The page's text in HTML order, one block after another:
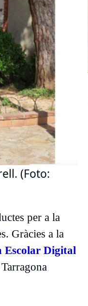
(Foto:
per a la
Gràcies a la
Escolar Digital